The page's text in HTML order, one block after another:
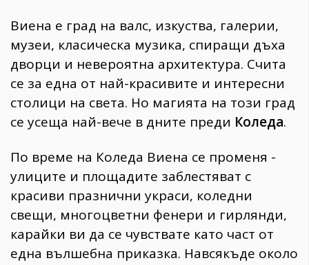
Gentlemen
382
Wellness
1817
ПОСЛЕДВАЙТЕ
НИ
Виена е град на валс, изкуства, галерии,
музеи, класическа музика, спиращи дъха
дворци и невероятна архитектура. Счита
се за една от най-красивите и интересни
столици на света. Но магията на този град
се усеща най-вече в дните преди Коледа.
По време на Коледа Виена се променя -
улиците и площадите заблестяват с
красиви празнични украси, коледни
свещи, многоцветни фенери и гирлянди,
карайки ви да се чувствате като част от
една вълшебна приказка. Навсякъде около